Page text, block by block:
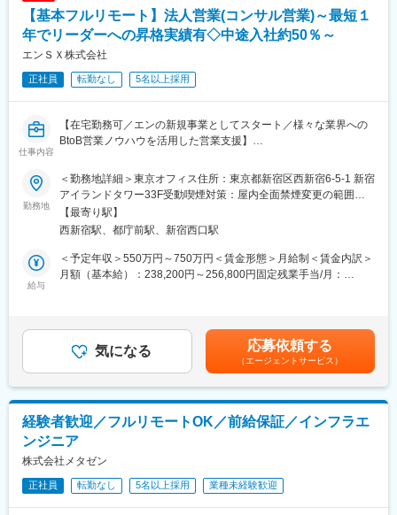
駅、電鉄富山駅、末広町駅(富山県)、大阪駅、高速神戸駅、三宮駅
(神戸市営)、阪神国道駅、畝傍駅、南堀端駅、二本木口駅、桜島桟
橋通駅、上塩屋駅、旭橋駅
岡県)、大場駅、西金沢駅、松任駅、野々市工大前駅、小松駅、亀
田駅、白山駅(新潟県)、新津駅、燕三条駅、東三条駅、篠ノ井駅、
松本駅、上諏訪駅、富山駅、高岡駅、新高岡駅、魚津駅、福井城
址大名町駅、水居駅、丸岡駅、岐阜駅、高山駅、名鉄岐阜駅、大
垣駅、津駅、近鉄四日市駅、津新町駅、鈴鹿市駅、播磨駅、草津
駅(ＪＲ線)、手柄駅、奈良駅、近鉄奈良駅、大和西大寺駅、大和八
木駅、和歌山駅、和歌山市駅、後藤駅、弓ケ浜駅、鳥取駅、松江
駅、高松駅(香川県)、丸亀駅、綾川駅、松山駅(愛媛県)、今治駅、
博多駅、天神駅、小倉駅(福岡県)、久留米駅、原田駅(福岡県)、行
橋駅、南行橋駅、長崎駅(長崎県)、長崎駅前駅、大分駅、賀来駅、
西大分駅、熊本駅、南宮崎駅、都城駅、鹿児島駅、谷山駅(鹿児島
市電)、那覇空港駅(鉄道)、県庁前駅(沖縄県)、おもろまち駅、都庁
前駅、神奈川駅、羽田空港第１・第２ターミナル駅(京急)、新大久
保駅、さっぽろ駅、広瀬通駅、宇都宮駅東口駅、金沢駅、市役所
橋駅、海老名駅(相鉄・小田急)、葭川公園駅、野田市駅、市川駅、
工機前駅、中央前橋駅、西桐生駅、函館駅前駅、仙台駅(地下鉄)、
曽根田駅、近鉄名古屋駅、大須観音駅、新豊橋駅、豊川稲荷駅、
駅、浅香駅、神戸駅(兵庫県)、三宮駅(神戸新交通)、西宮駅、山陽
姫路駅、八木西口駅、田中口駅、三本松口駅、電鉄出雲市駅、祇
園駅(福岡県)、西鉄福岡駅、五島町駅、熊本駅前駅、鹿児島駅前
駅、谷山駅(指宿枕崎線)、美栄橋駅、新宿西口駅、反町駅、羽田空
港第２ターミナル駅(東京モノレール・ＡＮＡ利用)、西武新宿駅、
バスセンター前駅、青葉通一番町駅、日吉町駅、三島田町駅、七
ツ屋駅、地鉄ビル前駅、福井駅(福井県)、大阪難波駅、猿猴橋町
【基本フルリモート】法人営業(コンサル営業)～最短１
年でリーダーへの昇格実績有◇中途入社約50％～
エンＳＸ株式会社
正社員 転勤なし 5名以上採用
仕事内容
【在宅勤務可／エンの新規事業としてスタート／様々な業界への
BtoB営業ノウハウを活用した営業支援】
■業務内容：
役員層・営業責任者と折衝をしながら営業戦略の立案→実行→改
善を一貫して支援。単なる営業代行ではなく企業の営業チームの
一員として伴走し、信頼関係を築きながら持続的な成果を創出し
ます。
＜事業について＞
業成長を牽引していただきます。
支援先は、大手企業から注目のSaaS系スタートアップまで多岐に
わたります。優良企業の成長に直結する支援ができ、社会に与え
＜業務の流れ＞
フィールドセールスが獲得した案件に対し、営業戦略の立案・実
行・改善を一貫して支援します。
※担当件数は1人あたり5件程度を想定
1）役員層・営業責任者と事業・営業課題や目指す姿をディスカッ
ション
2）営業戦略や計画を策定し、施策の提案
勤務地
＜勤務地詳細＞東京オフィス住所：東京都新宿区西新宿6-5-1 新宿
アイランドタワー33F受動喫煙対策：屋内全面禁煙変更の範囲：
会社の定める事業所（リモートワーク含む）
【最寄り駅】
西新宿駅、都庁前駅、新宿西口駅
給与
＜予定年収＞550万円～750万円＜賃金形態＞月給制＜賃金内訳＞
月額（基本給）：238,200円～256,800円固定残業手当/月：
や能力を最大限に考慮して決定いたします。■給与改定 年1回（7
月）■賞与 年2回（6月・12月）※昨年支給実績2回■インセンティ
ブ支給あり賃金はあくまでも目安の金額であり、選考を通じて上
下する可能性があります。月給(月額)は固定手当を含めた表記で
す。
気になる 応募依頼する
（エージェントサービス）
経験者歓迎／フルリモートOK／前給保証／インフラエ
ンジニア
株式会社メタゼン
正社員 転勤なし 5名以上採用 業種未経験歓迎